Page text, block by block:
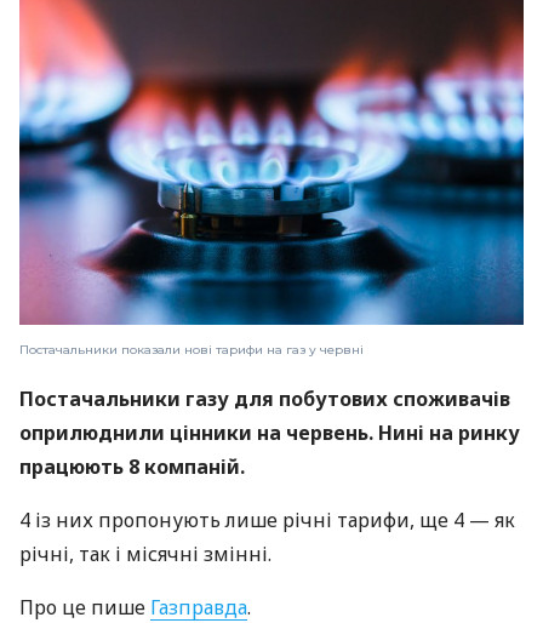
Постачальники показали нові тарифи на газ у червні
Постачальники газу для побутових споживачів
оприлюднили цінники на червень. Нині на ринку
працюють 8 компаній.
4 із них пропонують лише річні тарифи, ще 4 — як
річні, так і місячні змінні.
Про це пише Газправда.